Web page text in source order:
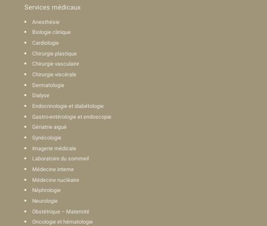
Services médicaux
Anesthésie
Biologie clinique
Cardiologie
Chirurgie plastique
Chirurgie vasculaire
Chirurgie viscérale
Dermatologie
Dialyse
Endocrinologie et diabétologie
Gastro-entérologie et endoscopie
Gériatrie aiguë
Gynécologie
Imagerie médicale
Laboratoire du sommeil
Médecine interne
Médecine nucléaire
Néphrologie
Neurologie
Obstétrique – Maternité
Oncologie et hématologie